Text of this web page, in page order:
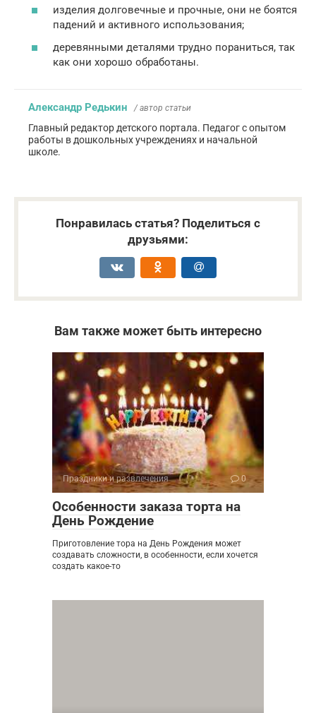
изделия долговечные и прочные, они не боятся
падений и активного использования;
деревянными деталями трудно пораниться, так
как они хорошо обработаны.
Александр Редькин / автор статьи
Главный редактор детского портала. Педагог с опытом
работы в дошкольных учреждениях и начальной
школе.
Понравилась статья? Поделиться с
друзьями:
Вам также может быть интересно
Праздники и развлечения 0
Особенности заказа торта на
День Рождение
Приготовление тора на День Рождения может
создавать сложности, в особенности, если хочется
создать какое-то